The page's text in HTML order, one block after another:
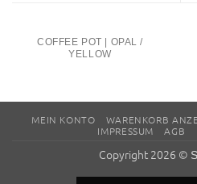
COFFEE POT | OPAL /
YELLOW
MEIN KONTO WARENKORB
IMPRESSUM
AGB
Copyright 2026 ©